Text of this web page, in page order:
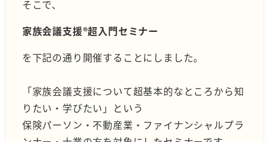
そこで、
家族会議支援®︎超入門セミナー
を下記の通り開催することにしました。
「家族会議支援について超基本的なところから知
りたい・学びたい」という
保険パーソン・不動産業・ファイナンシャルプラ